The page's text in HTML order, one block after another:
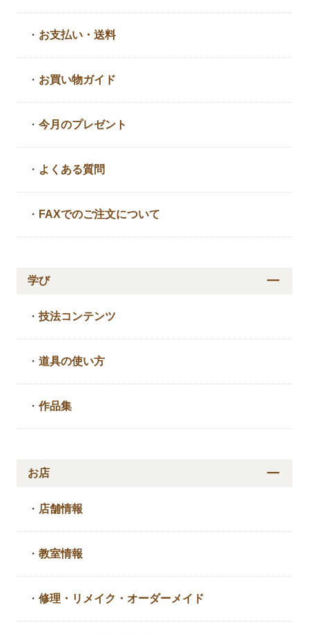
・ お支払い・送料
・ お買い物ガイド
・今月のプレゼント
・ よくある質問
・ FAXでのご注文について
学び
・技法コンテンツ
・道具の使い方
・作品集
お店
・ 店舗情報
・教室情報
・修理・リメイク・ オーダーメイド